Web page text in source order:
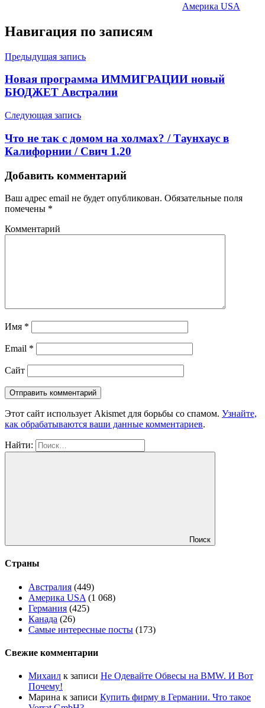
Америка USA
Навигация по записям
Предыдущая запись
Новая программа ИММИГРАЦИИ новый
БЮДЖЕТ Австралии
Следующая запись
Что не так с домом на холмах? / Таунхаус в
Калифорнии / Свич 1.20
Добавить комментарий
Ваш адрес email не будет опубликован. Обязательные поля
помечены *
Комментарий
Имя *
Email *
Сайт
Этот сайт использует Akismet для борьбы со спамом. Узнайте,
как обрабатываются ваши данные комментариев.
Найти:
Поиск
Страны
Австралия (449)
Америка USA (1 068)
Германия (425)
Канада (26)
Самые интересные посты (173)
Свежие комментарии
Михаил к записи Не Одевайте Обвесы на BMW. И Вот
Почему!
Марина к записи Купить фирму в Германии. Что такое